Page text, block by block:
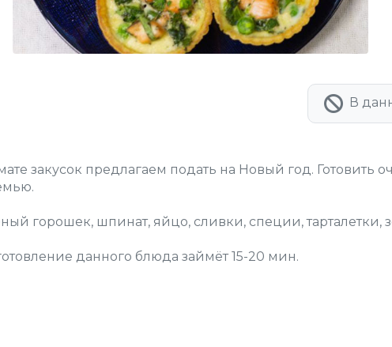
В
закусок предлагаем подать на Новый год. Готовить
горошек, шпинат, яйцо, сливки, специи, тарталетки,
данного блюда займёт 15-20 мин.